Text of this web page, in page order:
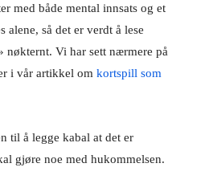
med både mental innsats og et
alene, så det er verdt å lese
nøkternt. Vi har sett nærmere på
i vår artikkel om kortspill som
til å legge kabal at det er
gjøre noe med hukommelsen.